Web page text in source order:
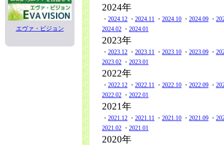
エヴァ・ビジョン
2024年
・ 2024.12 ・ 2024.11 ・ 2024.10 ・ 2024.09 ・
2024.02 ・ 2024.01
2023年
・ 2023.12 ・ 2023.11 ・ 2023.10 ・ 2023.09 ・
2023.02 ・ 2023.01
2022年
・ 2022.12 ・ 2022.11 ・ 2022.10 ・ 2022.09 ・
2022.02 ・ 2022.01
2021年
・ 2021.12 ・ 2021.11 ・ 2021.10 ・ 2021.09 ・
2021.02 ・ 2021.01
2020年